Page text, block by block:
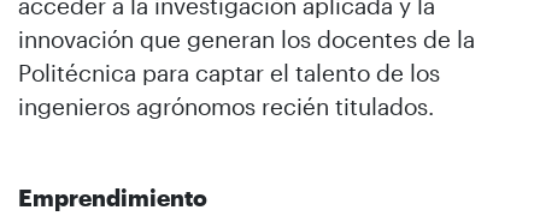
innovación que generan los docentes de la
Politécnica para captar el talento de los
ingenieros agrónomos recién titulados.
Emprendimiento